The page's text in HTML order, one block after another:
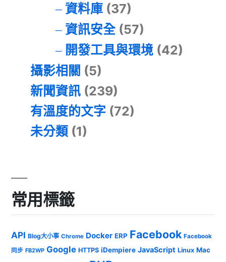
資料庫(37)
資訊安全(57)
開發工具與環境(42)
攝影相關 (5)
新聞資訊 (239)
有溫度的文字 (72)
未分類 (1)
常用標籤
API Blog大小事 Chrome Docker ERP Facebook Facebook
同步 FB2WP Google HTTPS iDempiere JavaScript Linux Mac